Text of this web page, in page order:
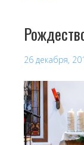
26 декабря,